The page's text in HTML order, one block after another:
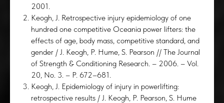
2001.
Keogh, J. Retrospective injury epidemiology of one
hundred one competitive Oceania power lifters: the
effects of age, body mass, competitive standard, and
gender / J. Keogh, P. Hume, S. Pearson // The Journal
of Strength & Conditioning Research. – 2006. – Vol.
20, No. 3. – P. 672–681.
Keogh, J. Epidemiology of injury in powerlifting:
retrospective results / J. Keogh, P. Pearson, S. Hume